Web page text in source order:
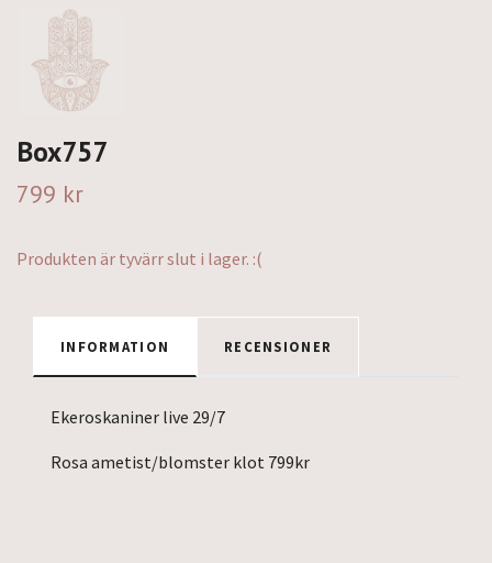
Box757
799 kr
Produkten är tyvärr slut i lager. :(
INFORMATION RECENSIONER
Ekeroskaniner live 29/7
Rosa ametist/blomster klot 799kr